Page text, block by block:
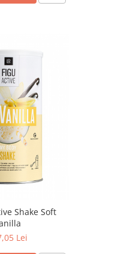
Shake Soft
Lei